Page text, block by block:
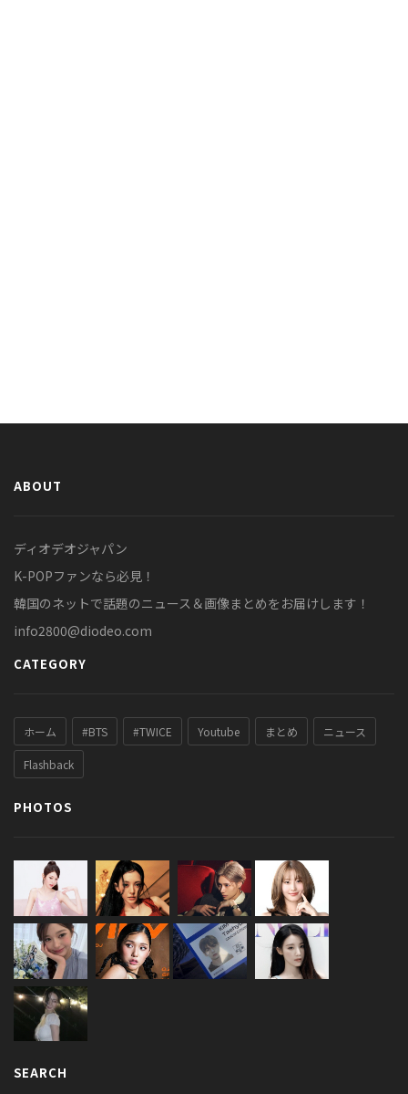
ABOUT
ディオデオジャパン
K-POPファンなら必見！
韓国のネットで話題のニュース＆画像まとめをお届けします！
info2800@diodeo.com
CATEGORY
ホーム #BTS #TWICE Youtube まとめ ニュース
Flashback
PHOTOS
SEARCH